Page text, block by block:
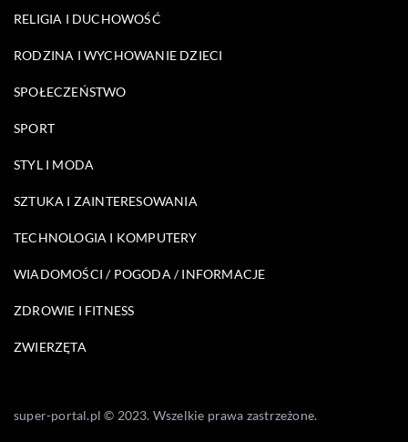
RELIGIA I DUCHOWOŚĆ
RODZINA I WYCHOWANIE DZIECI
SPOŁECZEŃSTWO
SPORT
STYL I MODA
SZTUKA I ZAINTERESOWANIA
TECHNOLOGIA I KOMPUTERY
WIADOMOŚCI / POGODA / INFORMACJE
ZDROWIE I FITNESS
ZWIERZĘTA
super-portal.pl © 2023. Wszelkie prawa zastrzeżone.